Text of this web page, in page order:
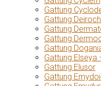
Gattung
Gattung
Gattung
Gattung
Gattung
Gattung Elseya
Gattung Elusor
Gattung